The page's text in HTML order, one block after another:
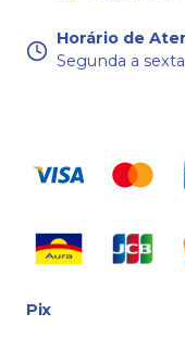
Horário de
Segunda a
Pix